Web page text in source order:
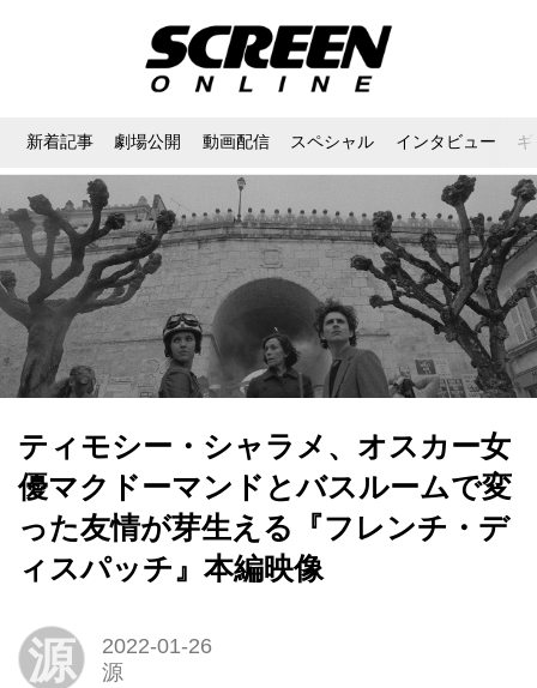
新着記事 劇場公開 動画配信 スペシャル インタビュー
ティモシー・シャラメ、オスカー女
優マクドーマンドとバスルームで変
った友情が芽生える『フレンチ・デ
ィスパッチ』本編映像
源
2022-01-26
源